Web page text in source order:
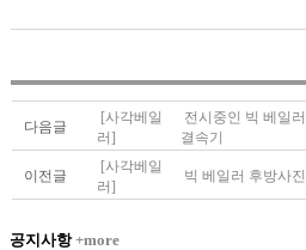
다음글
[사각베일
러]
전시중인 빅 베일
결속기
이전글
[사각베일
러]
빅 베일러 후방사진
공지사항+more